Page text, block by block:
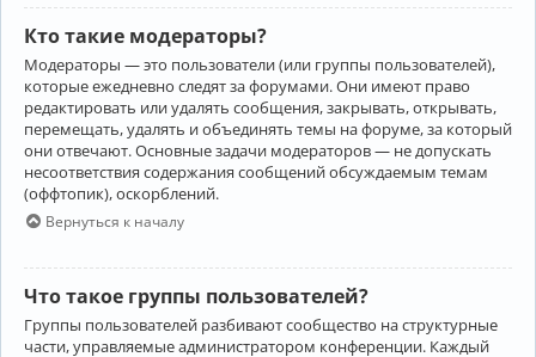
Кто такие модераторы?
Модераторы — это пользователи (или группы пользователей),
которые ежедневно следят за форумами. Они имеют право
редактировать или удалять сообщения, закрывать, открывать,
перемещать, удалять и объединять темы на форуме, за который
они отвечают. Основные задачи модераторов — не допускать
несоответствия содержания сообщений обсуждаемым темам
(оффтопик), оскорблений.
Вернуться к началу
Что такое группы пользователей?
Группы пользователей разбивают сообщество на структурные
части, управляемые администратором конференции. Каждый